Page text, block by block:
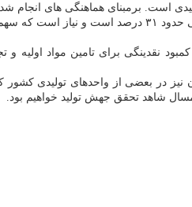
است. برمبنای هماهنگی های انجام
تولید و
بعضی از واحدهای تولیدی کشور که
شاهد تحقق جهش تولید خواهیم بود.